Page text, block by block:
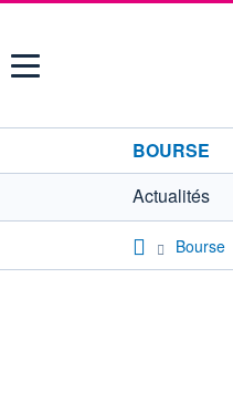
Menu
BOURSE
Actualités
Bourse